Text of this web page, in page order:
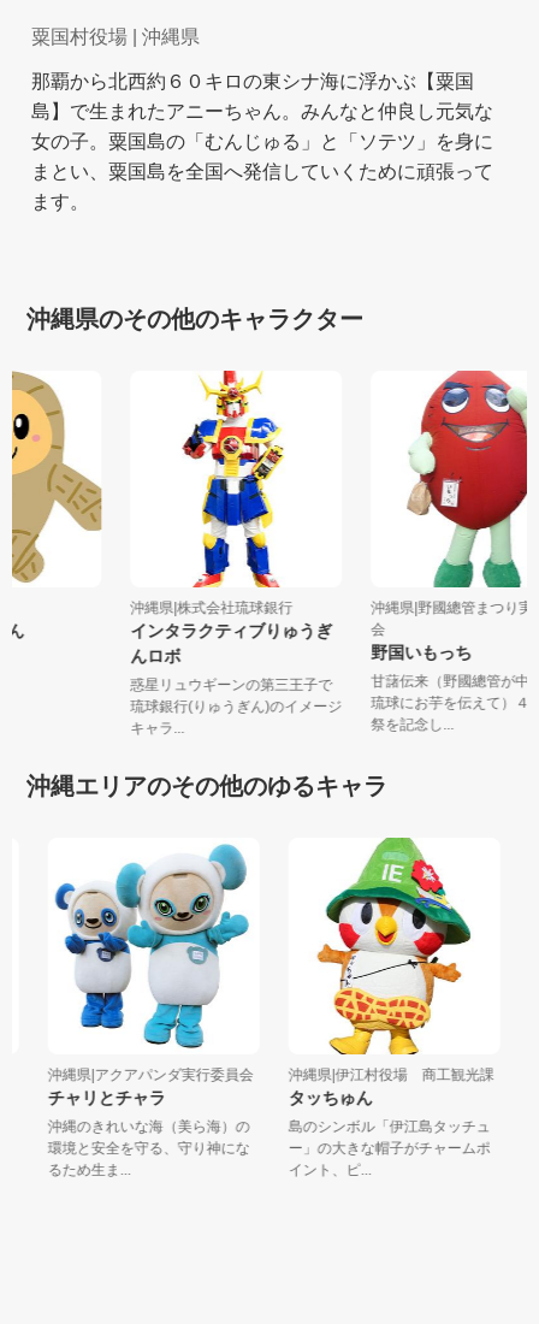
粟国村役場 | 沖縄県
那覇から北西約６０キロの東シナ海に浮かぶ【粟国
島】で生まれたアニーちゃん。みんなと仲良し元気な
女の子。粟国島の「むんじゅる」と「ソテツ」を身に
まとい、粟国島を全国へ発信していくために頑張って
ます。
沖縄県のその他のキャラクター
ん
沖縄県|株式会社琉球銀行
インタラクティブりゅうぎ
んロボ
惑星リュウギーンの第三王子で
琉球銀行(りゅうぎん)のイメージ
キャラ...
沖縄県|野國總管まつり
会
野国いもっち
甘藷伝来（野國總管が
琉球にお芋を伝えて）
祭を記念し...
沖縄エリアのその他のゆるキャラ
沖縄県|アクアパンダ実行委員会
チャリとチャラ
沖縄のきれいな海（美ら海）の
環境と安全を守る、守り神にな
るため生ま...
沖縄県|伊江村役場 商工観光課
タッちゅん
島のシンボル「伊江島タッチュ
ー」の大きな帽子がチャームポ
イント、ピ...